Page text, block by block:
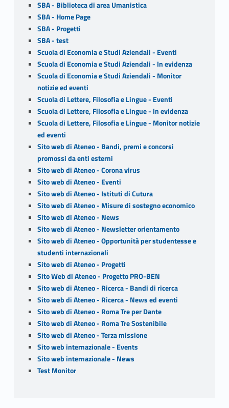
SBA - Biblioteca di area Umanistica
SBA - Home Page
SBA - Progetti
SBA - test
Scuola di Economia e Studi Aziendali - Eventi
Scuola di Economia e Studi Aziendali - In evidenza
Scuola di Economia e Studi Aziendali - Monitor
notizie ed eventi
Scuola di Lettere, Filosofia e Lingue - Eventi
Scuola di Lettere, Filosofia e Lingue - In evidenza
Scuola di Lettere, Filosofia e Lingue - Monitor notizie
ed eventi
Sito web di Ateneo - Bandi, premi e concorsi
promossi da enti esterni
Sito web di Ateneo - Corona virus
Sito web di Ateneo - Eventi
Sito web di Ateneo - Istituti di Cutura
Sito web di Ateneo - Misure di sostegno economico
Sito web di Ateneo - News
Sito web di Ateneo - Newsletter orientamento
Sito web di Ateneo - Opportunità per studentesse e
studenti internazionali
Sito web di Ateneo - Progetti
Sito Web di Ateneo - Progetto PRO-BEN
Sito web di Ateneo - Ricerca - Bandi di ricerca
Sito web di Ateneo - Ricerca - News ed eventi
Sito web di Ateneo - Roma Tre per Dante
Sito web di Ateneo - Roma Tre Sostenibile
Sito web di Ateneo - Terza missione
Sito web internazionale - Events
Sito web internazionale - News
Test Monitor